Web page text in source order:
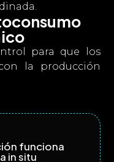
para que los
la producción
funciona
in situ